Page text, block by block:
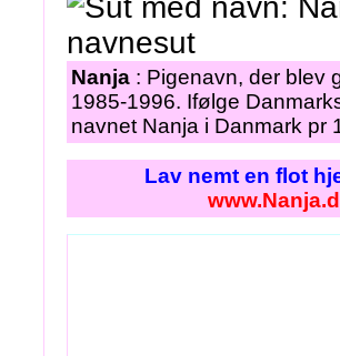
Nanja : Pigenavn, der blev
1985-1996. Ifølge
navnet Nanja i Danmark pr
Lav nemt en flot